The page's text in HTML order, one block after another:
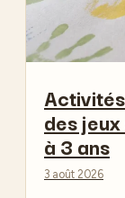
des
à 3 ans
3 août 2026